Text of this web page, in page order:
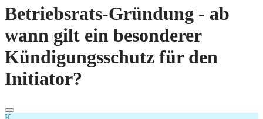
Betriebsrats-Gründung - ab
wann gilt ein besonderer
Kündigungsschutz für den
Initiator?